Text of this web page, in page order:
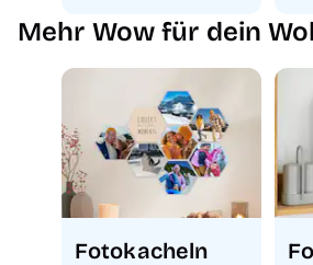
Mehr Wow für dein
Fotokacheln